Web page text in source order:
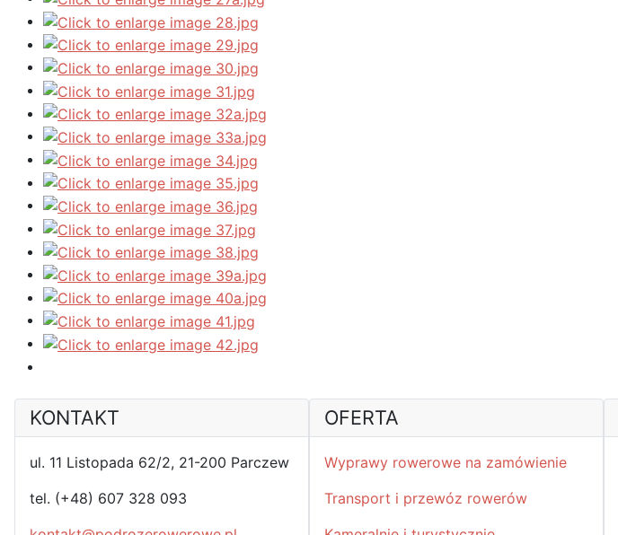
KONTAKT
ul. 11 Listopada 62/2, 21-200 Parczew
tel. (+48) 607 328 093
OFERTA
Wyprawy rowerowe na zamówienie
Transport i przewóz rowerów